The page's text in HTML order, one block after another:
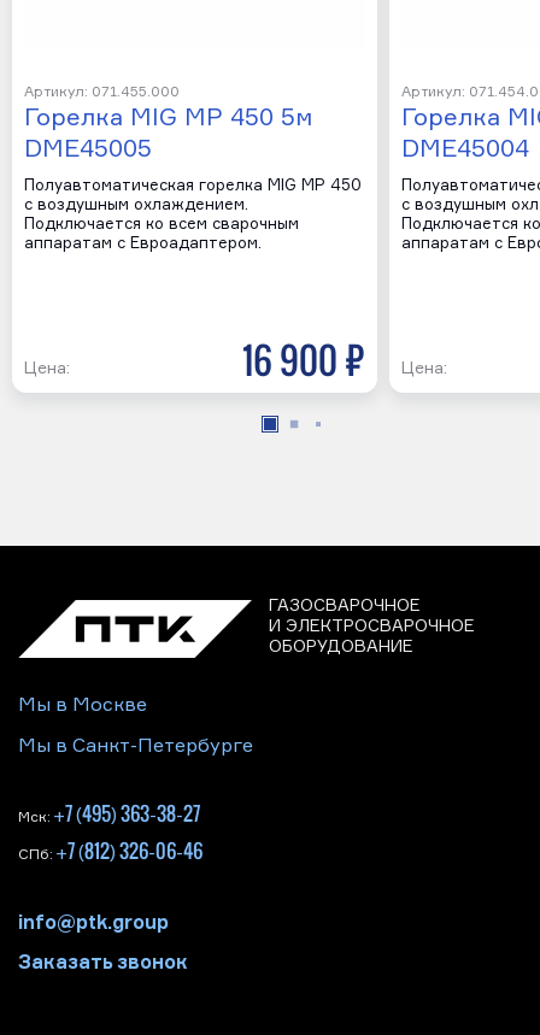
Артикул: 071.455.000
Горелка MIG MP 450 5м
DME45005
Полуавтоматическая горелка MIG MP 450
с воздушным охлаждением.
Подключается ко всем сварочным
аппаратам с Евроадаптером.
Цена: 16 900 р
Артикул:
Горелка
DME45004
с воздушным
Подключается
аппаратам с
Цена:
ГАЗОСВАРОЧНОЕ
И ЭЛЕКТРОСВАРОЧНОЕ
ОБОРУДОВАНИЕ
Мы в Москве
Мы в Санкт-Петербурге
Мск: +7 (495) 363-38-27
СПб: +7 (812) 326-06-46
info@ptk.group
Заказать звонок